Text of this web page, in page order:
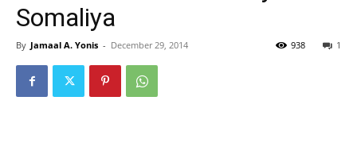
Somaliya
By Jamaal A. Yonis - December 29, 2014 1
938